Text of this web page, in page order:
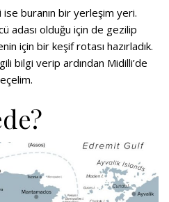
ise buranın bir yerleşim yeri.
adası olduğu için de gezilip
için bir keşif rotası hazırladık.
bilgi verip ardından Midilli’de